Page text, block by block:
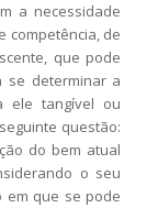
a necessidade
competência, de
que pode
se determinar a
ele tangível ou
questão:
do bem atual
o seu
em que se pode